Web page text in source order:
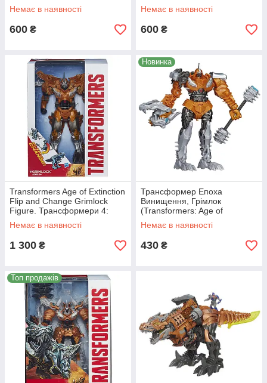
Немає в наявності
600 ₴
Немає в наявності
600 ₴
Transformers Age of Extinction
Flip and Change Grimlock
Figure. Трансформери 4:
Грімлок.
Немає в наявності
1 300 ₴
Новинка
Трансформер Епоха
Винищення, Грімлок
(Transformers: Age of
Extinction Power Attacker )
Немає в наявності
430 ₴
Топ продажів